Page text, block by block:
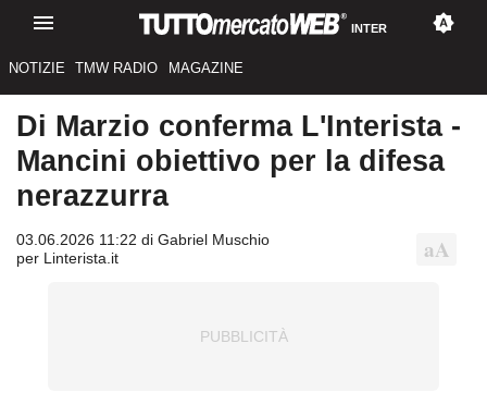
INTER
NOTIZIE TMW RADIO MAGAZINE
Di Marzio conferma L'Interista -
Mancini obiettivo per la difesa
nerazzurra
03.06.2026 11:22 di Gabriel Muschio
per Linterista.it